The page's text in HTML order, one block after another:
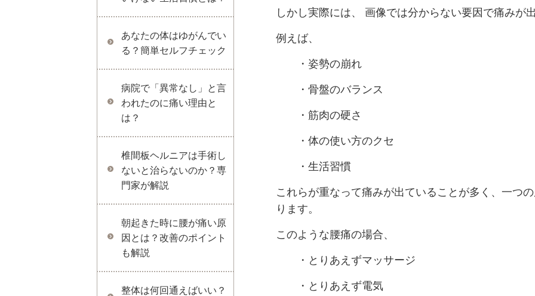
しかし実際には、 画像では分からない要因で痛みが
例えば、
・姿勢の崩れ
・骨盤のバランス
・筋肉の硬さ
・体の使い方のクセ
・生活習慣
これらが重なって痛みが出ていることが多く、一つ
ります。
このような腰痛の場合、
・とりあえずマッサージ
・とりあえず電気
あなたの体はゆがんでい
る？簡単セルフチェック
病院で「異常なし」と言
われたのに痛い理由と
は？
椎間板ヘルニアは手術し
ないと治らないのか？専
門家が解説
朝起きた時に腰が痛い原
因とは？改善のポイント
も解説
整体は何回通えばいい？